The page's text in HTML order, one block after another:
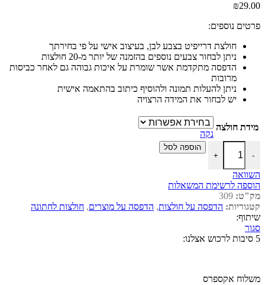
₪29.00
פרטים נוספים:
חולצת דרייפיט בצבע לבן, בעיצוב אישי על פי בחירתך
ניתן לבחור צבעים נוספים בהזמנה של יותר מ-20 חולצות
הדפסה מתקדמת אשר שומרת על איכות גבוהה גם לאחר כביסות
מרובות
ניתן להעלות תמונה ולהוסיף כיתוב בהתאמה אישית
יש לבחור את המידה הרצויה
מידת חולצה
נקה
-
כמות של חולצה לחתונה דגם "חולה על כדורגל אבל... מאוהב באשתי!!!"
+
הוספה לסל
השוואה
הוספה לרשימת המשאלות
מק"ט: 309
קטגוריות: הדפסה על חולצות, הדפסה על מוצרים, חולצות לחתונה
שיתוף:
סגור
5 סיבות לרכוש אצלנו:
משלוח אקספרס